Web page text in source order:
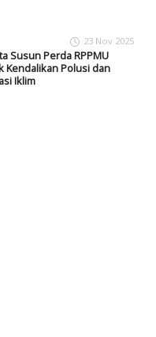
23 Nov 2025
Susun Perda RPPMU
Kendalikan Polusi dan
Iklim